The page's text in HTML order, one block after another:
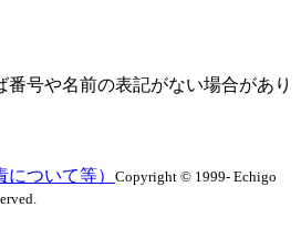
号や名前の表記がない場合があり
ついて等） Copyright © 1999- Echigo